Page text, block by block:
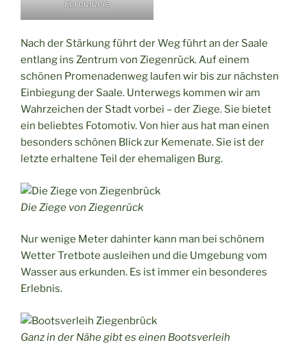
Fernmühle
Nach der Stärkung führt der Weg führt an der Saale
entlang ins Zentrum von Ziegenrück. Auf einem
schönen Promenadenweg laufen wir bis zur nächsten
Einbiegung der Saale. Unterwegs kommen wir am
Wahrzeichen der Stadt vorbei – der Ziege. Sie bietet
ein beliebtes Fotomotiv. Von hier aus hat man einen
besonders schönen Blick zur Kemenate. Sie ist der
letzte erhaltene Teil der ehemaligen Burg.
Die Ziege von Ziegenrück
Nur wenige Meter dahinter kann man bei schönem
Wetter Tretbote ausleihen und die Umgebung vom
Wasser aus erkunden. Es ist immer ein besonderes
Erlebnis.
Ganz in der Nähe gibt es einen Bootsverleih